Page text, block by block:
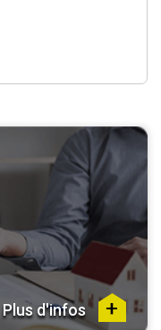
Plus d'infos